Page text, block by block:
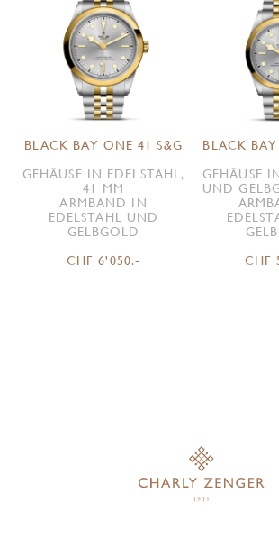
BLACK BAY ONE 41 S&G
GEHÄUSE IN EDELSTAHL,
41 MM
ARMBAND IN
EDELSTAHL UND
GELBGOLD
CHF 6'050.-
BLACK
GEHÄUSE
UND
CHF